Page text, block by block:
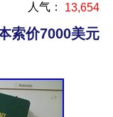
人气： 13,654
索价7000美元